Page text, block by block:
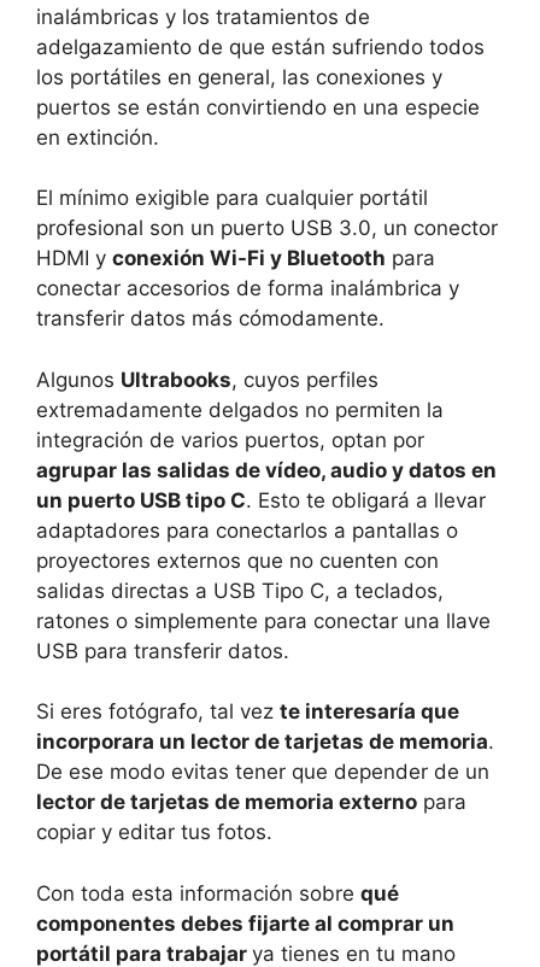
inalámbricas y los tratamientos de
adelgazamiento de que están sufriendo todos
los portátiles en general, las conexiones y
puertos se están convirtiendo en una especie
en extinción.
El mínimo exigible para cualquier portátil
profesional son un puerto USB 3.0, un conector
HDMI y conexión Wi-Fi y Bluetooth para
conectar accesorios de forma inalámbrica y
transferir datos más cómodamente.
Algunos Ultrabooks, cuyos perfiles
extremadamente delgados no permiten la
integración de varios puertos, optan por
agrupar las salidas de vídeo, audio y datos en
un puerto USB tipo C. Esto te obligará a llevar
adaptadores para conectarlos a pantallas o
proyectores externos que no cuenten con
salidas directas a USB Tipo C, a teclados,
ratones o simplemente para conectar una llave
USB para transferir datos.
Si eres fotógrafo, tal vez te interesaría que
incorporara un lector de tarjetas de memoria.
De ese modo evitas tener que depender de un
lector de tarjetas de memoria externo para
copiar y editar tus fotos.
Con toda esta información sobre qué
componentes debes fijarte al comprar un
portátil para trabajar ya tienes en tu mano